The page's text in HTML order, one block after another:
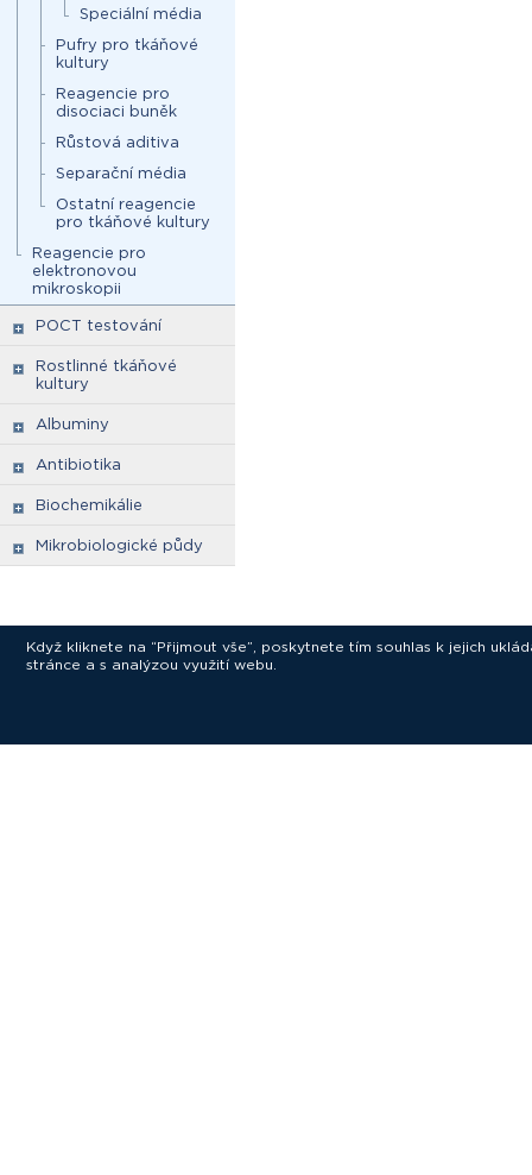
Speciální média
Pufry pro tkáňové
kultury
Reagencie pro
disociaci buněk
Růstová aditiva
Separační média
Ostatní reagencie
pro tkáňové kultury
Reagencie pro
elektronovou
mikroskopii
POCT testování
Rostlinné tkáňové
kultury
Albuminy
Antibiotika
Biochemikálie
Mikrobiologické půdy
Když kliknete na “Přijmout vše”, poskytnete tím souhlas k jejich
stránce a s analýzou využití webu.